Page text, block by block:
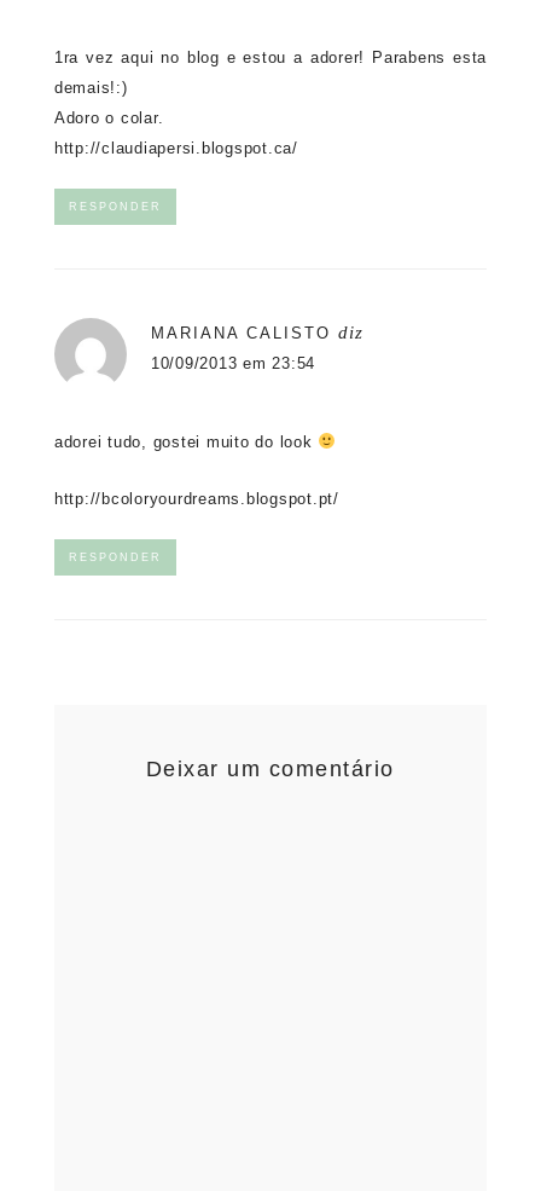
1ra vez aqui no blog e estou a adorer! Parabens esta
demais!:)
Adoro o colar.
http://claudiapersi.blogspot.ca/
RESPONDER
MARIANA CALISTO diz
10/09/2013 em 23:54
adorei tudo, gostei muito do look
http://bcoloryourdreams.blogspot.pt/
RESPONDER
Deixar um comentário